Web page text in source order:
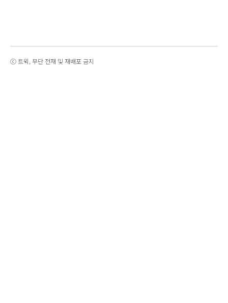
ⓒ 트윅, 무단 전재 및 재배포 금지